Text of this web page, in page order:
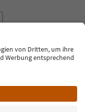
Privacy Policy
Cookie Policy